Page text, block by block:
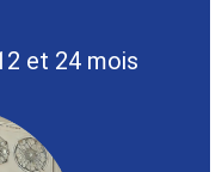
et 24 mois